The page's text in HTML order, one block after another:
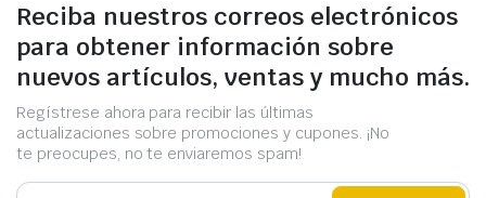
Reciba nuestros correos electrónicos
para obtener información sobre
nuevos artículos, ventas y mucho más.
Regístrese ahora para recibir las últimas
actualizaciones sobre promociones y cupones. ¡No
te preocupes, no te enviaremos spam!